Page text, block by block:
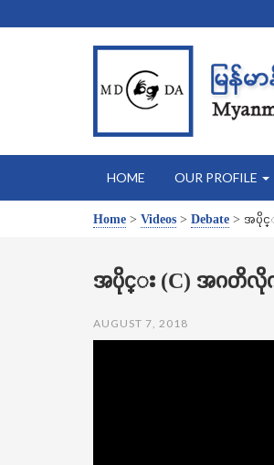
HOME OUR PROFILE
Home > Videos > Debate > အပိုင္
အပိုင္း (C) အဂတိလိုက္စ
AUGUST 7, 2018